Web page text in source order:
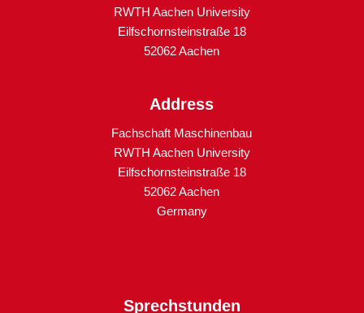
RWTH Aachen University
Eilfschornsteinstraße 18
52062 Aachen
Address
Fachschaft Maschinenbau
RWTH Aachen University
Eilfschornsteinstraße 18
52062 Aachen
Germany
Sprechstunden